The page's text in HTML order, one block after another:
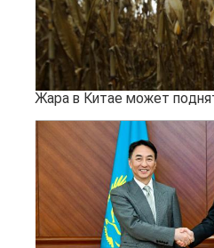
Жара в Китае может